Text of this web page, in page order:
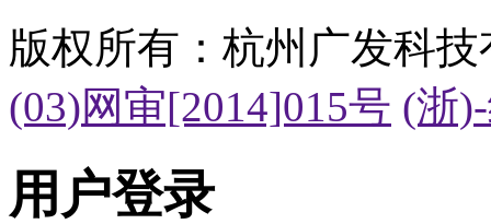
版权所有：杭州广发科
(03)网审[2014]015号 (浙
用户登录